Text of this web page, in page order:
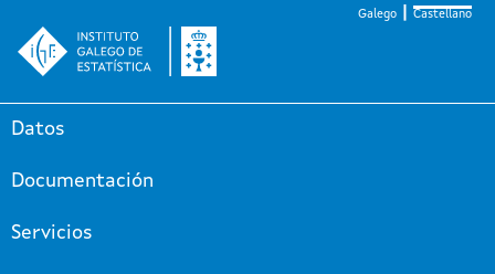
Galego Castellano
Datos
Documentación
Servicios